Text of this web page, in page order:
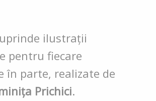
ilustrații
pentru fiecare
în parte, realizate de
Prichici.